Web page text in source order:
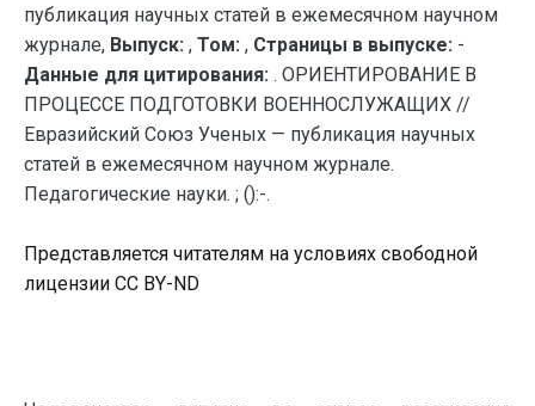
публикация научных статей в ежемесячном научном
журнале, Выпуск: , Том: , Страницы в выпуске: -
Данные для цитирования: . ОРИЕНТИРОВАНИЕ В
ПРОЦЕССЕ ПОДГОТОВКИ ВОЕННОСЛУЖАЩИХ //
Евразийский Союз Ученых — публикация научных
статей в ежемесячном научном журнале.
Педагогические науки. ; ():-.
Представляется читателям на условиях свободной
лицензии CC BY-ND